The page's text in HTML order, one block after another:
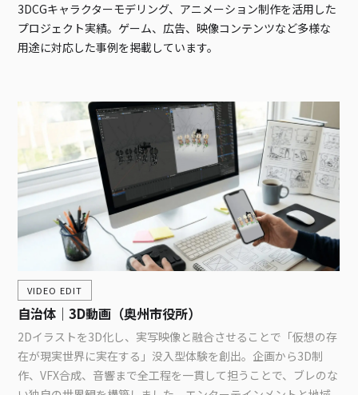
3DCGキャラクターモデリング、アニメーション制作を活用した
プロジェクト実績。ゲーム、広告、映像コンテンツなど多様な
用途に対応した事例を掲載しています。
自治体｜3D動画（奥州市役所）
VIDEO EDIT
2Dイラストを3D化し、実写映像と融合させることで「仮想の存
在が現実世界に実在する」没入型体験を創出。企画から3D制
作、VFX合成、音響まで全工程を一貫して担うことで、ブレのな